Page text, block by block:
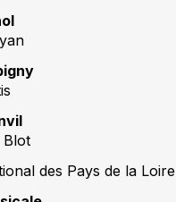
Blot
des Pays de la Loire